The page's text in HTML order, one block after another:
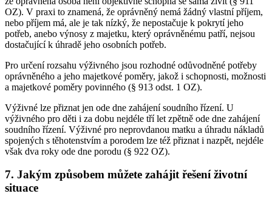
OZ). V praxi to znamená, že oprávněný nemá žádný vlastní příjem,
nebo příjem má, ale je tak nízký, že nepostačuje k pokrytí jeho
potřeb, anebo výnosy z majetku, který oprávněnému patří, nejsou
dostačující k úhradě jeho osobních potřeb.
Pro určení rozsahu výživného jsou rozhodné odůvodněné potřeby
oprávněného a jeho majetkové poměry, jakož i schopnosti, možnosti
a majetkové poměry povinného (§ 913 odst. 1 OZ).
Výživné lze přiznat jen ode dne zahájení soudního řízení. U
výživného pro děti i za dobu nejdéle tří let zpětně ode dne zahájení
soudního řízení. Výživné pro neprovdanou matku a úhradu nákladů
spojených s těhotenstvím a porodem lze též přiznat i nazpět, nejdéle
však dva roky ode dne porodu (§ 922 OZ).
7. Jakým způsobem můžete zahájit řešení životní
situace